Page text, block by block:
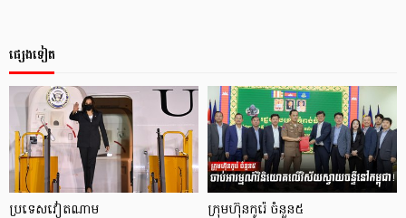
ផ្សេងទៀត
ប្រទេសវៀតណាម ក្រុមហ៊ុនកូរ៉េ ចំនួន៥